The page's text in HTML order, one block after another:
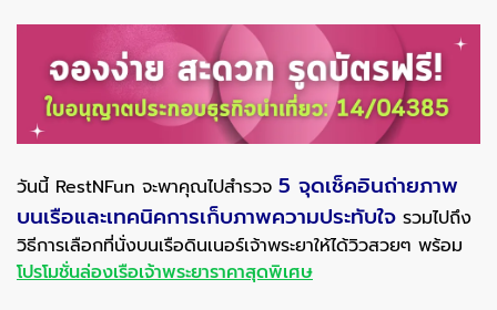
วันนี้ RestNFun จะพาคุณไปสำรวจ 5 จุดเช็คอินถ่ายภาพ
บนเรือและเทคนิคการเก็บภาพความประทับใจ รวมไปถึง
วิธีการเลือกที่นั่งบนเรือดินเนอร์เจ้าพระยาให้ได้วิวสวยๆ พร้อม
โปรโมชั่นล่องเรือเจ้าพระยาราคาสุดพิเศษ